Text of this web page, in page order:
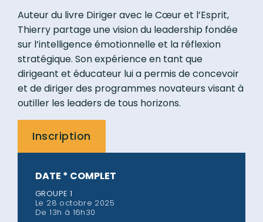
DATE * COMPLET
GROUPE 1
Le 28 octobre 2025
De 13h à 16h30
Auteur du livre Diriger avec le Cœur et l’Esprit,
Thierry partage une vision du leadership fondée
sur l’intelligence émotionnelle et la réflexion
stratégique. Son expérience en tant que
dirigeant et éducateur lui a permis de concevoir
et de diriger des programmes novateurs visant à
outiller les leaders de tous horizons.
Inscription